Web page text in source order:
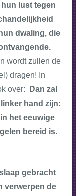
lust tegen
dwaling, die
wordt zullen de
dragen! In
over:
Dan zal
hand zijn:
het eeuwige
bereid is.
gebracht
verwerpen de